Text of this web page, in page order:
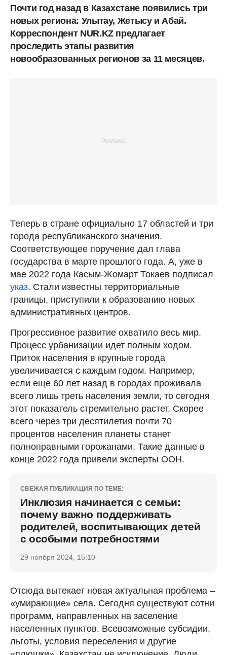
Почти год назад в Казахстане появились три
новых региона: Улытау, Жетысу и Абай.
Корреспондент NUR.KZ предлагает
проследить этапы развития
новообразованных регионов за 11 месяцев.
Теперь в стране официально 17 областей и три
города республиканского значения.
Соответствующее поручение дал глава
государства в марте прошлого года. А, уже в
мае 2022 года Касым-Жомарт Токаев подписал
указ. Стали известны территориальные
границы, приступили к образованию новых
административных центров.
Прогрессивное развитие охватило весь мир.
Процесс урбанизации идет полным ходом.
Приток населения в крупные города
увеличивается с каждым годом. Например,
если еще 60 лет назад в городах проживала
всего лишь треть населения земли, то сегодня
этот показатель стремительно растет. Скорее
всего через три десятилетия почти 70
процентов населения планеты станет
полноправными горожанами. Такие данные в
конце 2022 года привели эксперты ООН.
СВЕЖАЯ ПУБЛИКАЦИЯ ПО ТЕМЕ:
Инклюзия начинается с семьи:
почему важно поддерживать
родителей, воспитывающих детей
с особыми потребностями
29 ноября 2024, 15:10
Отсюда вытекает новая актуальная проблема –
«умирающие» села. Сегодня существуют сотни
программ, направленных на заселение
населенных пунктов. Всевозможные субсидии,
льготы, условия переселения и другие